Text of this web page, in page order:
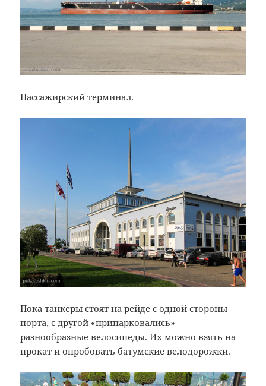
Пассажирский терминал.
Пока танкеры стоят на рейде с одной стороны
порта, с другой «припарковались»
разнообразные велосипеды. Их можно взять на
прокат и опробовать батумские велодорожки.